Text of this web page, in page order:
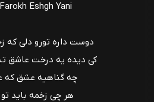
Eshgh Yani
دوست داره تورو دلی که
کی دیده یه درخت عاشق
چه گناهیه عشق که
هر چی زخمه باید تو